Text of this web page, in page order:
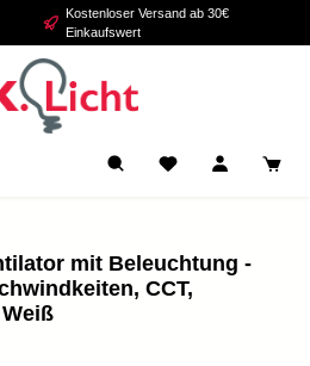
Kostenloser Versand ab 30€
Einkaufswert
mit Beleuchtung -
CCT,